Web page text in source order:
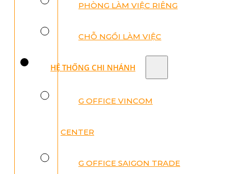
PHÒNG LÀM VIỆC RIÊNG
CHỖ NGỒI LÀM VIỆC
HỆ THỐNG CHI NHÁNH
G OFFICE VINCOM
CENTER
G OFFICE SAIGON TRADE